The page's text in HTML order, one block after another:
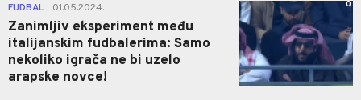
FUDBAL 01.05.2024.
Zanimljiv eksperiment među
italijanskim fudbalerima: Samo
nekoliko igrača ne bi uzelo
arapske novce!
0